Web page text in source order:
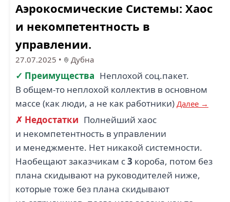
Аэрокосмические Системы: Хаос
и некомпетентность в
управлении.
27.07.2025 • Дубна
✓ Преимущества Неплохой соц.пакет.
В общем-то неплохой коллектив в основном
массе (как люди, а не как работники) Далее →
✗ Недостатки Полнейший хаос
и некомпетентность в управлении
и менеджменте. Нет никакой системности.
Наобещают заказчикам с3 короба, потом без
плана скидывают на руководителей ниже,
которые тоже без плана скидывают